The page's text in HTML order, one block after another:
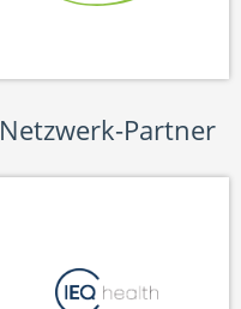
Netzwerk-Partner